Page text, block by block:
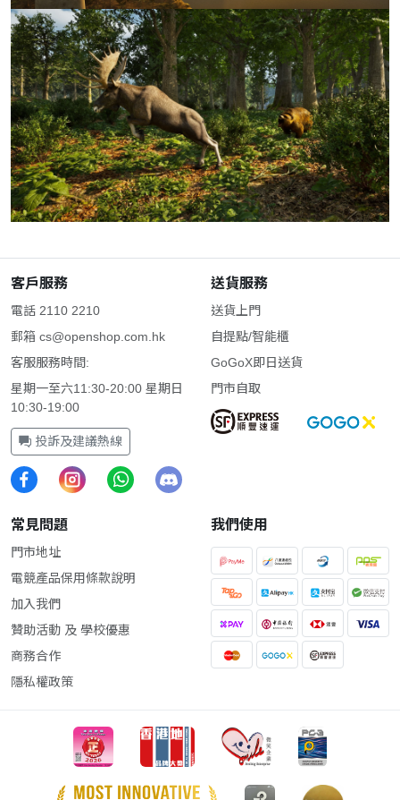
客戶服務
電話 2110 2210
郵箱 cs@openshop.com.hk
客服服務時間:
星期一至六11:30-20:00 星期日
10:30-19:00
投訴及建議熱線
送貨服務
送貨上門
自提點/智能櫃
GoGoX即日送貨
門市自取
常見問題
門市地址
電競產品保用條款說明
加入我們
贊助活動 及 學校優惠
商務合作
隱私權政策
我們使用